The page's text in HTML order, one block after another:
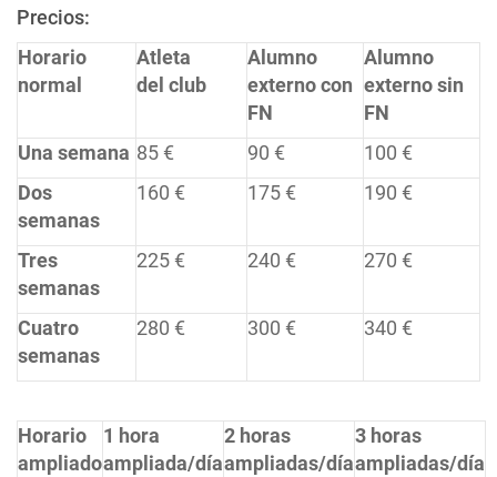
Precios:
Horario
normal
Atleta
del club
Alumno
externo con
FN
Alumno
externo sin
FN
Una semana 85 € 90 €
100 €
Dos
semanas
160 € 175 € 190 €
Tres
semanas
225 € 240 € 270 €
Cuatro
semanas
280 € 300 € 340 €
Horario
ampliado
1 hora
ampliada/día
2 horas
ampliadas/día
3 horas
ampliadas/día